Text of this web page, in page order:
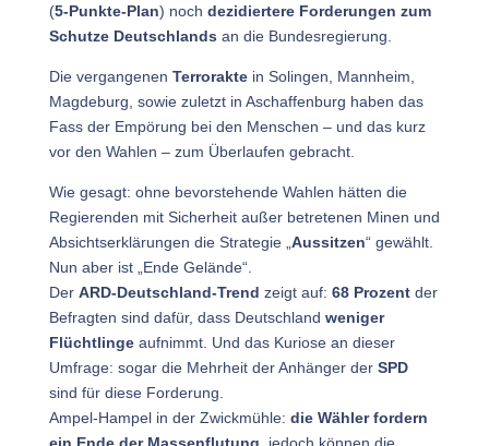
(5-Punkte-Plan) noch dezidiertere Forderungen zum
Schutze Deutschlands an die Bundesregierung.
Die vergangenen Terroraktein Solingen, Mannheim,
Magdeburg, sowie zuletzt in Aschaffenburg haben das
Fass der Empörung bei den Menschen – und das kurz
vor den Wahlen – zum Überlaufen gebracht.
Wie gesagt: ohne bevorstehende Wahlen hätten die
Regierenden mit Sicherheit außer betretenen Minen und
Absichtserklärungen die Strategie „ Aussitzen“ gewählt.
Nun aber ist „Ende Gelände“.
Der ARD-Deutschland-Trend zeigt auf: 68 Prozent der
Befragten sind dafür, dass Deutschland weniger
Flüchtlingeaufnimmt. Und das Kuriose an dieser
Umfrage: sogar die Mehrheit der Anhänger der SPD
sind für diese Forderung.
Ampel-Hampel in der Zwickmühle: die Wähler fordern